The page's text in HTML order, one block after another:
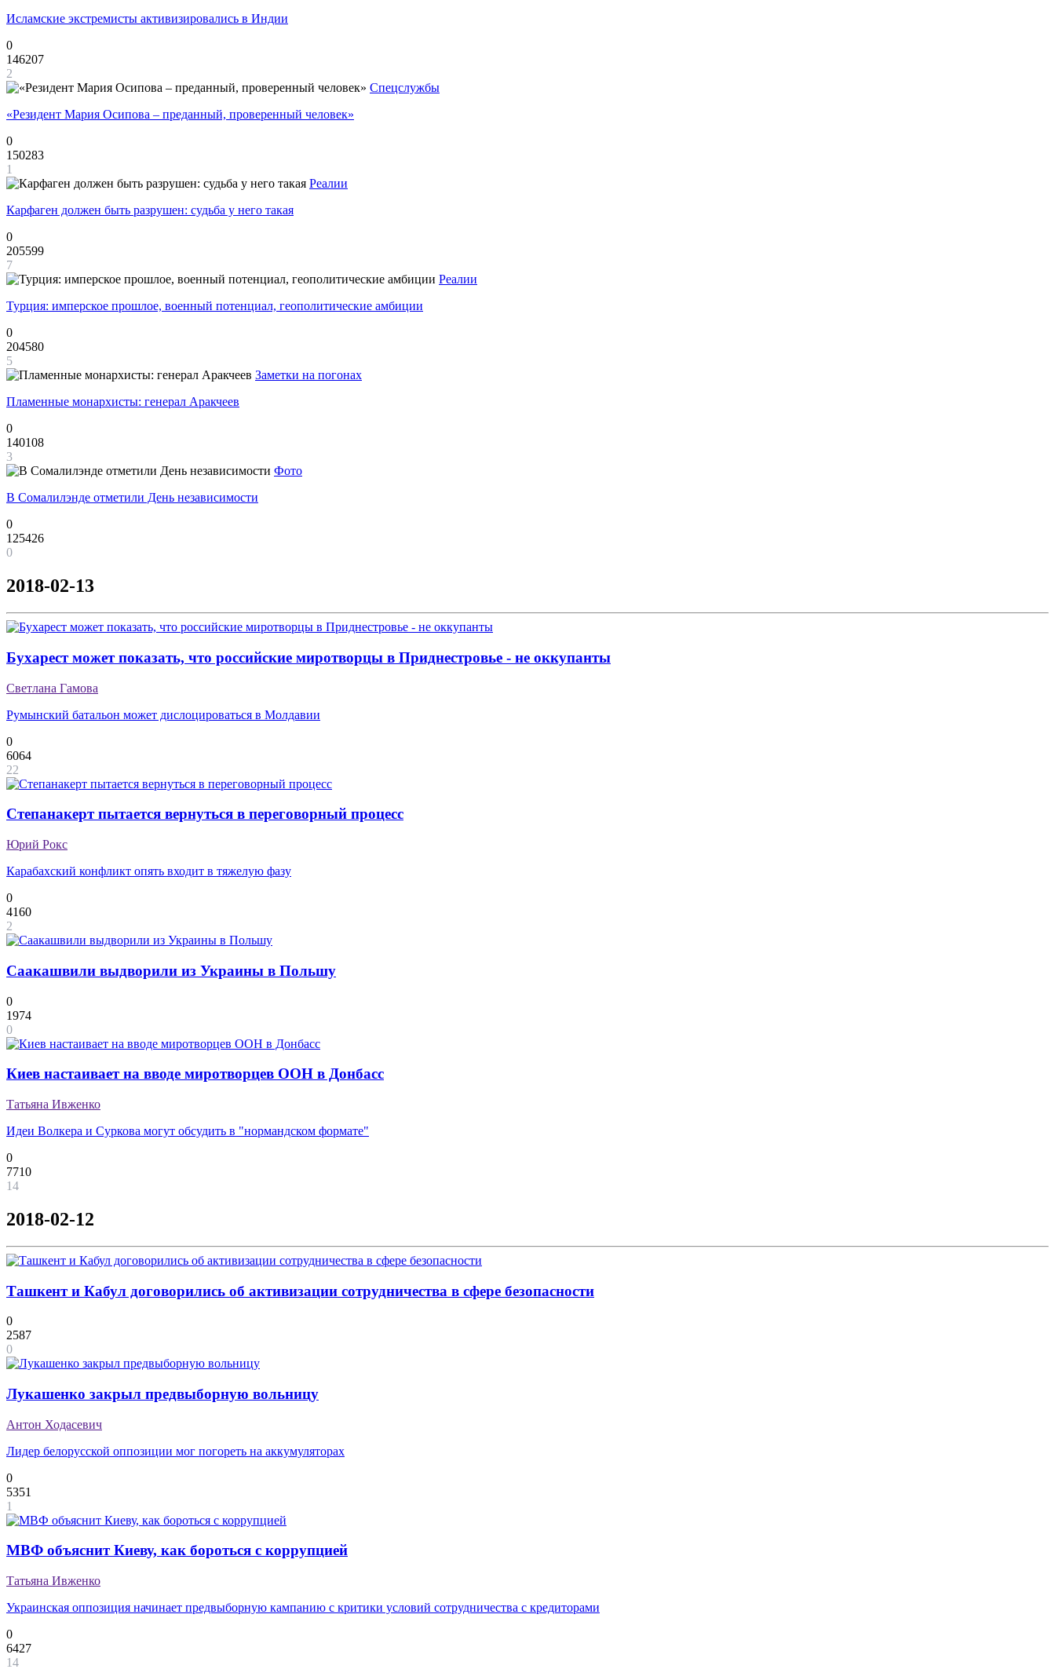
Исламские экстремисты активизировались в Индии
0
146207
2
Спецслужбы
«Резидент Мария Осипова – преданный, проверенный человек»
0
150283
1
Реалии
Карфаген должен быть разрушен: судьба у него такая
0
205599
7
Реалии
Турция: имперское прошлое, военный потенциал, геополитические амбиции
0
204580
5
Заметки на погонах
Пламенные монархисты: генерал Аракчеев
0
140108
3
Фото
В Сомалилэнде отметили День независимости
0
125426
0
2018-02-13
Бухарест может показать, что российские миротворцы в Приднестровье - не оккупанты
Светлана Гамова
Румынский батальон может дислоцироваться в Молдавии
0
6064
22
Степанакерт пытается вернуться в переговорный процесс
Юрий Рокс
Карабахский конфликт опять входит в тяжелую фазу
0
4160
2
Саакашвили выдворили из Украины в Польшу
0
1974
0
Киев настаивает на вводе миротворцев ООН в Донбасс
Татьяна Ивженко
Идеи Волкера и Суркова могут обсудить в "нормандском формате"
0
7710
14
2018-02-12
Ташкент и Кабул договорились об активизации сотрудничества в сфере безопасности
0
2587
0
Лукашенко закрыл предвыборную вольницу
Антон Ходасевич
Лидер белорусской оппозиции мог погореть на аккумуляторах
0
5351
1
МВФ объяснит Киеву, как бороться с коррупцией
Татьяна Ивженко
Украинская оппозиция начинает предвыборную кампанию с критики условий сотрудничества с кредиторами
0
6427
14